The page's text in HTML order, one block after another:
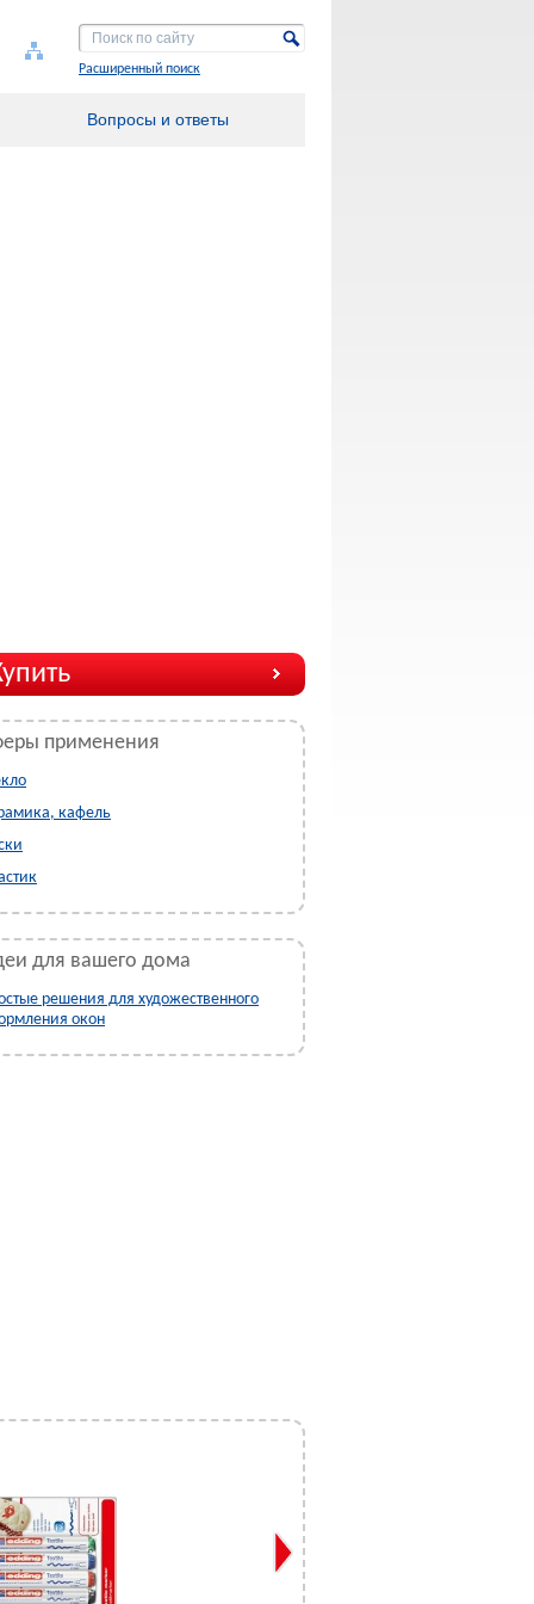
Расширенный поиск
Вопросы и ответы
применения
кафель
для вашего дома
решения для художественного
окон